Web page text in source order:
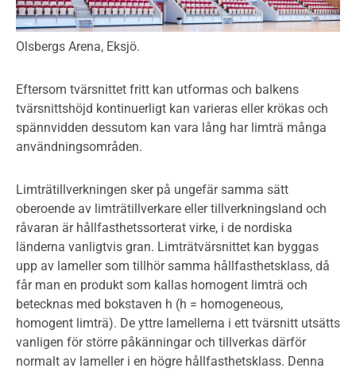
Olsbergs Arena, Eksjö.
Eftersom tvärsnittet fritt kan utformas och balkens
tvärsnittshöjd kontinuerligt kan varieras eller krökas och
spännvidden dessutom kan vara lång har limträ många
användningsområden.
Limträtillverkningen sker på ungefär samma sätt
oberoende av limträtillverkare eller tillverkningsland och
råvaran är hållfasthetssorterat virke, i de nordiska
länderna vanligtvis gran. Limträtvärsnittet kan byggas
upp av lameller som tillhör samma hållfasthetsklass, då
får man en produkt som kallas homogent limträ och
betecknas med bokstaven h (h = homogeneous,
homogent limträ). De yttre lamellerna i ett tvärsnitt utsätts
vanligen för större påkänningar och tillverkas därför
normalt av lameller i en högre hållfasthetsklass. Denna